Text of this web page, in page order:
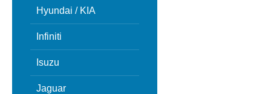
Hyundai / KIA
Infiniti
Isuzu
Jaguar